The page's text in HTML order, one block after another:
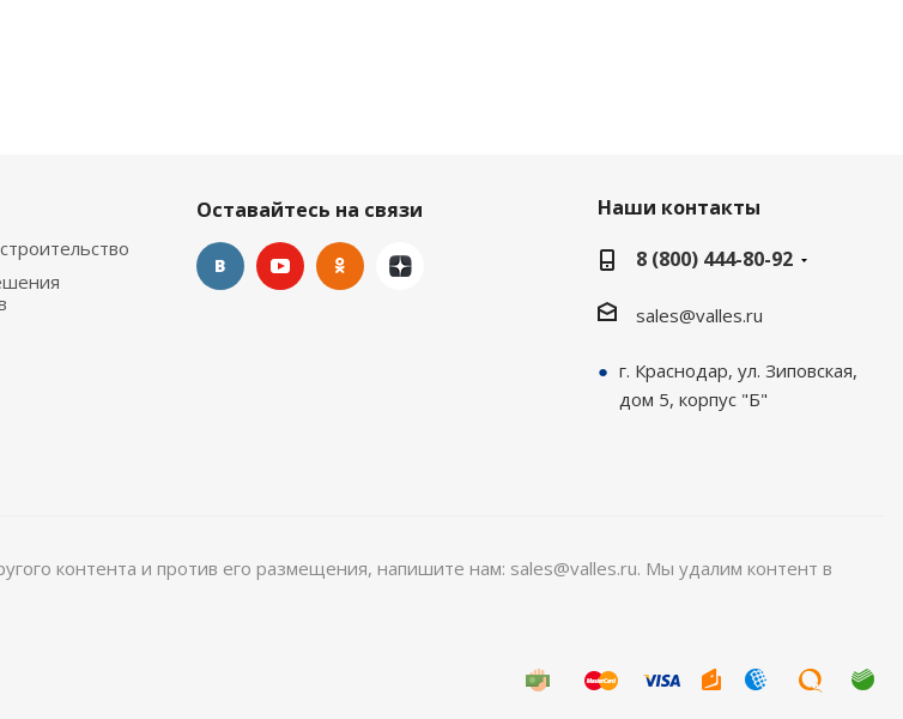
Оставайтесь на связи
Наши контакты
8 (800) 444-80-92
sales@valles.ru
г. Краснодар, ул. Зиповская,
дом 5, корпус "Б"
контента и против его размещения, напишите нам: sales@valles.ru. Мы удалим контент в